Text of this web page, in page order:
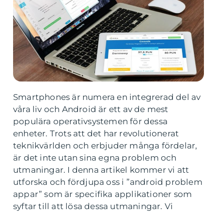
Smartphones är numera en integrerad del av
våra liv och Android är ett av de mest
populära operativsystemen för dessa
enheter. Trots att det har revolutionerat
teknikvärlden och erbjuder många fördelar,
är det inte utan sina egna problem och
utmaningar. I denna artikel kommer vi att
utforska och fördjupa oss i ”android problem
appar” som är specifika applikationer som
syftar till att lösa dessa utmaningar. Vi